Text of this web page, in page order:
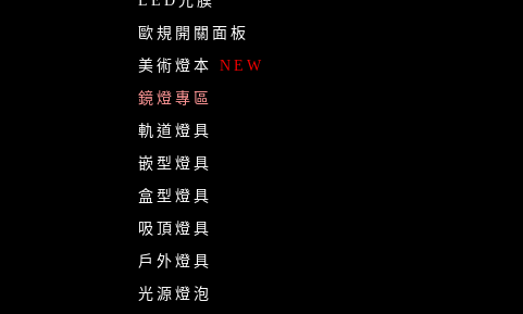
歐規開關面板
美術燈本 NEW
鏡燈專區
軌道燈具
嵌型燈具
盒型燈具
吸頂燈具
戶外燈具
光源燈泡